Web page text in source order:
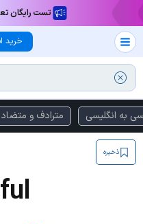
تست رایگان
خرید
به انگلیسی مترادف و متضاد
ذخیره